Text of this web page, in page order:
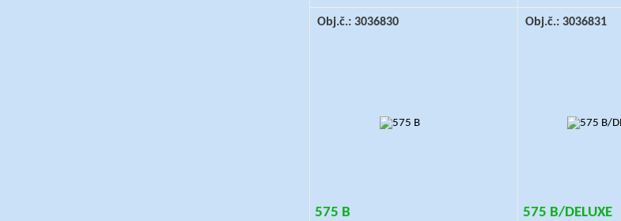
Obj.č.: 3036830
575 B
Obj.č.: 3036831
575 B/DELUXE